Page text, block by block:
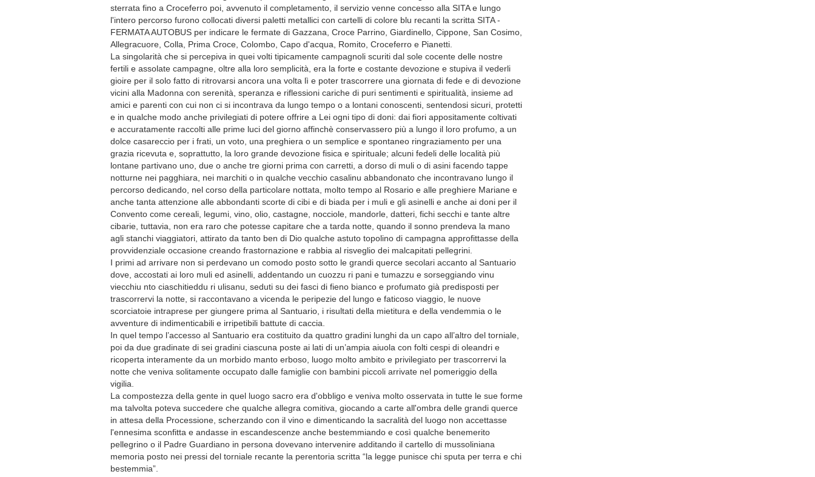
sterrata fino a Croceferro poi, avvenuto il completamento, il servizio venne concesso alla SITA e lungo
l'intero percorso furono collocati diversi paletti metallici con cartelli di colore blu recanti la scritta SITA -
FERMATA AUTOBUS per indicare le fermate di Gazzana, Croce Parrino, Giardinello, Cippone, San Cosimo,
Allegracuore, Colla, Prima Croce, Colombo, Capo d'acqua, Romito, Croceferro e Pianetti.
La singolarità che si percepiva in quei volti tipicamente campagnoli scuriti dal sole cocente delle nostre
fertili e assolate campagne, oltre alla loro semplicità, era la forte e costante devozione e stupiva il vederli
gioire per il solo fatto di ritrovarsi ancora una volta lì e poter trascorrere una giornata di fede e di devozione
vicini alla Madonna con serenità, speranza e riflessioni cariche di puri sentimenti e spiritualità, insieme ad
amici e parenti con cui non ci si incontrava da lungo tempo o a lontani conoscenti, sentendosi sicuri, protetti
e in qualche modo anche privilegiati di potere offrire a Lei ogni tipo di doni: dai fiori appositamente coltivati
e accuratamente raccolti alle prime luci del giorno affinchè conservassero più a lungo il loro profumo, a un
dolce casareccio per i frati, un voto, una preghiera o un semplice e spontaneo ringraziamento per una
grazia ricevuta e, soprattutto, la loro grande devozione fisica e spirituale; alcuni fedeli delle località più
lontane partivano uno, due o anche tre giorni prima con carretti, a dorso di muli o di asini facendo tappe
notturne nei pagghiara, nei marchiti o in qualche vecchio casalinu abbandonato che incontravano lungo il
percorso dedicando, nel corso della particolare nottata, molto tempo al Rosario e alle preghiere Mariane e
anche tanta attenzione alle abbondanti scorte di cibi e di biada per i muli e gli asinelli e anche ai doni per il
Convento come cereali, legumi, vino, olio, castagne, nocciole, mandorle, datteri, fichi secchi e tante altre
cibarie, tuttavia, non era raro che potesse capitare che a tarda notte, quando il sonno prendeva la mano
agli stanchi viaggiatori, attirato da tanto ben di Dio qualche astuto topolino di campagna approfittasse della
provvidenziale occasione creando frastornazione e rabbia al risveglio dei malcapitati pellegrini.
I primi ad arrivare non si perdevano un comodo posto sotto le grandi querce secolari accanto al Santuario
dove, accostati ai loro muli ed asinelli, addentando un cuozzu ri pani e tumazzu e sorseggiando vinu
viecchiu nto ciaschitieddu ri ulisanu, seduti su dei fasci di fieno bianco e profumato già predisposti per
trascorrervi la notte, si raccontavano a vicenda le peripezie del lungo e faticoso viaggio, le nuove
scorciatoie intraprese per giungere prima al Santuario, i risultati della mietitura e della vendemmia o le
avventure di indimenticabili e irripetibili battute di caccia.
In quel tempo l’accesso al Santuario era costituito da quattro gradini lunghi da un capo all’altro del torniale,
poi da due gradinate di sei gradini ciascuna poste ai lati di un’ampia aiuola con folti cespi di oleandri e
ricoperta interamente da un morbido manto erboso, luogo molto ambito e privilegiato per trascorrervi la
notte che veniva solitamente occupato dalle famiglie con bambini piccoli arrivate nel pomeriggio della
vigilia.
La compostezza della gente in quel luogo sacro era d'obbligo e veniva molto osservata in tutte le sue forme
ma talvolta poteva succedere che qualche allegra comitiva, giocando a carte all'ombra delle grandi querce
in attesa della Processione, scherzando con il vino e dimenticando la sacralità del luogo non accettasse
l'ennesima sconfitta e andasse in escandescenze anche bestemmiando e così qualche benemerito
pellegrino o il Padre Guardiano in persona dovevano intervenire additando il cartello di mussoliniana
memoria posto nei pressi del torniale recante la perentoria scritta “la legge punisce chi sputa per terra e chi
bestemmia”.